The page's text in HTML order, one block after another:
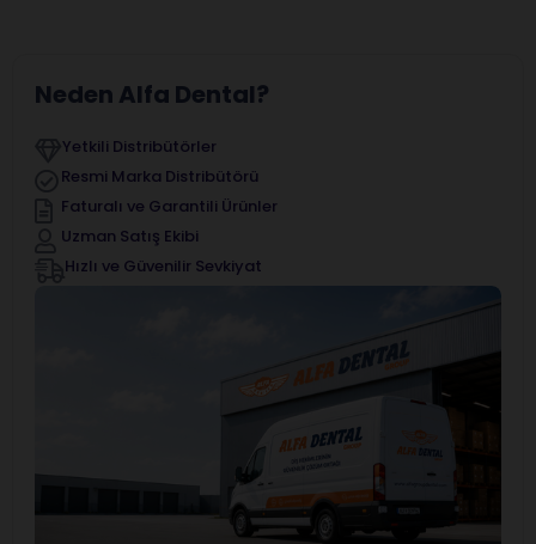
Neden Alfa Dental?
Yetkili Distribütörler
Resmi Marka Distribütörü
Faturalı ve Garantili Ürünler
Uzman Satış Ekibi
Hızlı ve Güvenilir Sevkiyat